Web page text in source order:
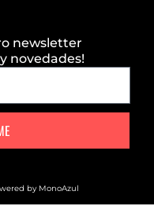
newsletter
novedades!
by MonoAzul